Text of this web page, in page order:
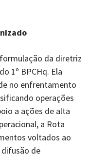
da diretriz
1º BPCHq. Ela
no enfrentamento
operações
a ações de alta
a Rota
voltados ao
de